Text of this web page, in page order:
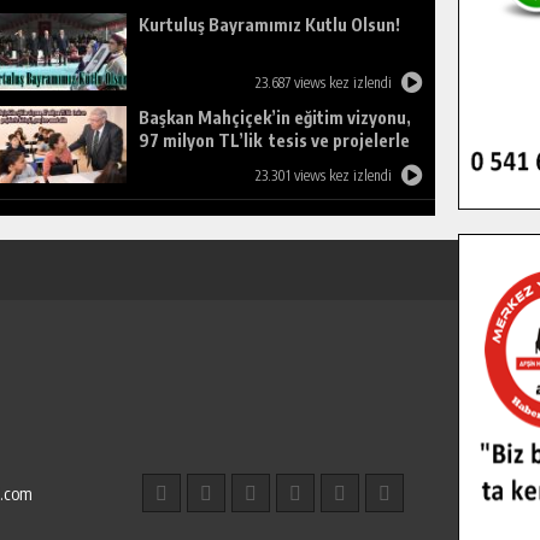
Kurtuluş Bayramımız Kutlu Olsun!
23.687 views kez izlendi
Başkan Mahçiçek’in eğitim vizyonu,
97 milyon TL’lik tesis ve projelerle
23.301 views kez izlendi